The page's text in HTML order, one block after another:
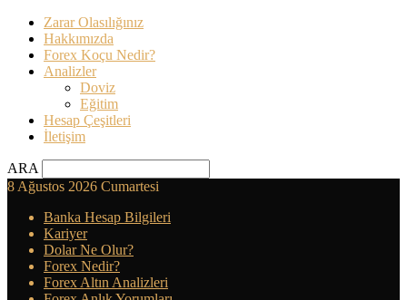
Zarar Olasılığınız
Hakkımızda
Forex Koçu Nedir?
Analizler
Doviz
Eğitim
Hesap Çeşitleri
İletişim
ARA
8 Ağustos 2026 Cumartesi
Banka Hesap Bilgileri
Kariyer
Dolar Ne Olur?
Forex Nedir?
Forex Altın Analizleri